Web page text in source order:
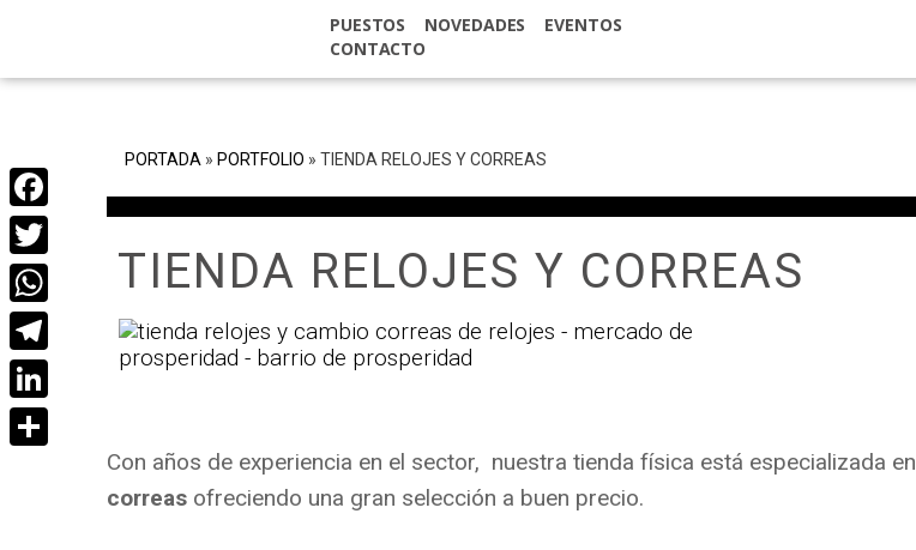
PUESTOS NOVEDADES
EVENTOS
CONTACTO
PORTADA » PORTFOLIO » TIENDA RELOJES Y CORREAS
TIENDA RELOJES Y CORREAS
Con años de experiencia en el sector, nuestra tienda física está especializada en
correasofreciendo una gran selección a buen precio.
Facebook
Twitter
WhatsApp
Telegram
LinkedIn
Compartir